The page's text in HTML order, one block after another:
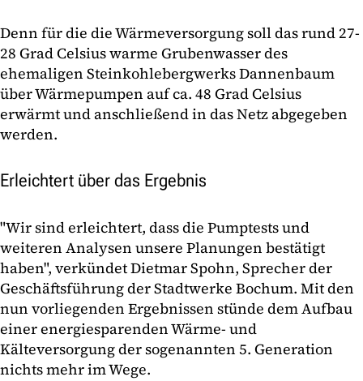
Denn für die die Wärmeversorgung soll das rund 27-
28 Grad Celsius warme Grubenwasser des
ehemaligen Steinkohlebergwerks Dannenbaum
über Wärmepumpen auf ca. 48 Grad Celsius
erwärmt und anschließend in das Netz abgegeben
werden.
Erleichtert über das Ergebnis
"Wir sind erleichtert, dass die Pumptests und
weiteren Analysen unsere Planungen bestätigt
haben", verkündet Dietmar Spohn, Sprecher der
Geschäftsführung der Stadtwerke Bochum. Mit den
nun vorliegenden Ergebnissen stünde dem Aufbau
einer energiesparenden Wärme- und
Kälteversorgung der sogenannten 5. Generation
nichts mehr im Wege.